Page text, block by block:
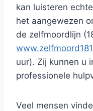
kan luisteren
het aangewezen
de zelfmoordlijn
uur). Zij kunnen u
professionele
Veel mensen